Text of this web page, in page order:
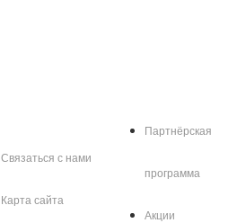
Связаться с нами
Карта сайта
Партнёрская
программа
Акции